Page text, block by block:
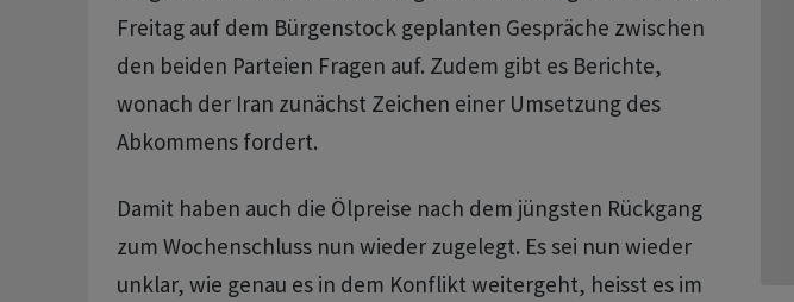
Freitag auf dem Bürgenstock geplanten Gespräche zwischen
den beiden Parteien Fragen auf. Zudem gibt es Berichte,
wonach der Iran zunächst Zeichen einer Umsetzung des
Abkommens fordert.
Damit haben auch die Ölpreise nach dem jüngsten Rückgang
zum Wochenschluss nun wieder zugelegt. Es sei nun wieder
unklar, wie genau es in dem Konflikt weitergeht, heisst es im